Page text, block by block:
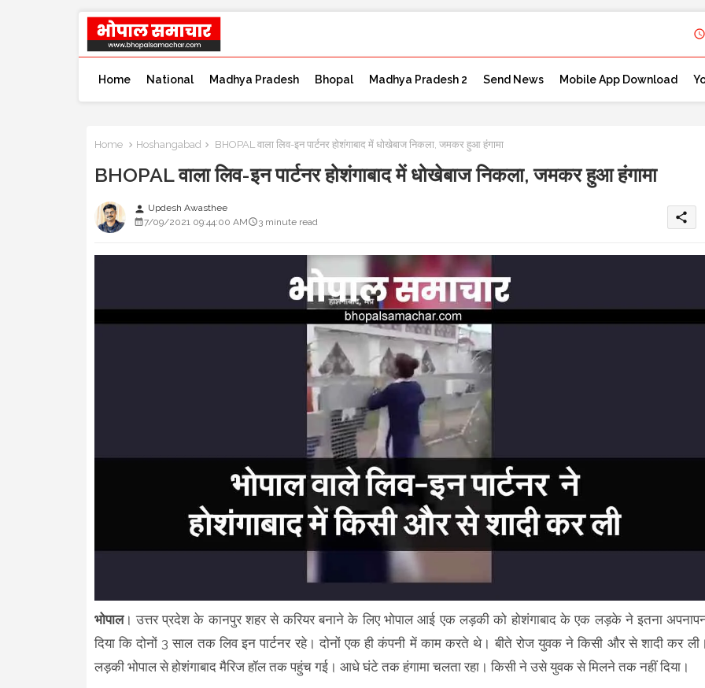
Home National Madhya Pradesh Bhopal Madhya Pradesh 2 Send News Mobile App Download
Home Hoshangabad BHOPAL वाला लिव-इन पार्टनर होशंगाबाद में धोखेबाज निकला, जमकर हुआ हंगामा
BHOPAL वाला लिव-इन पार्टनर होशंगाबाद में धोखेबाज निकला, जमकर हुआ हंगामा
person Updesh Awasthee
7/09/2021 09:44:00 AM
3 minute read share
भोपाल। उत्तर प्रदेश के कानपुर शहर से करियर बनाने के लिए भोपाल आई एक लड़की को होशंगाबाद के एक लड़के ने इतना
दिया कि दोनों 3 साल तक लिव इन पार्टनर रहे। दोनों एक ही कंपनी में काम करते थे। बीते रोज युवक ने किसी और से शादी कर
लड़की भोपाल से होशंगाबाद मैरिज हॉल तक पहुंच गई। आधे घंटे तक हंगामा चलता रहा। किसी ने उसे युवक से मिलने तक नहीं दिया।